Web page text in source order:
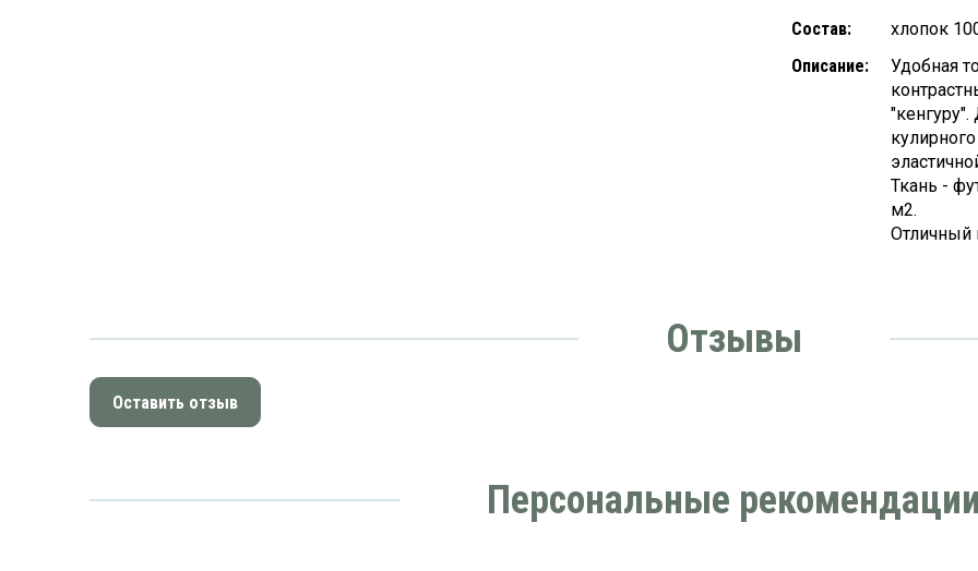
Состав:
хлопок
Описание:
Удобная
Ткань -
м2.
Отличный
Отзывы
Оставить отзыв
Персональные рекомендации